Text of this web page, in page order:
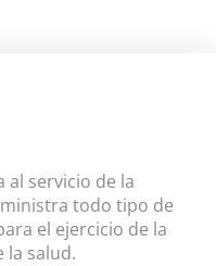
al servicio de la
todo tipo de
el ejercicio de la
la salud.